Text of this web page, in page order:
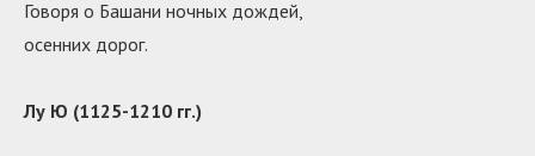
Говоря о Башани ночных дождей,
осенних дорог.
Лу Ю (1125-1210 гг.)